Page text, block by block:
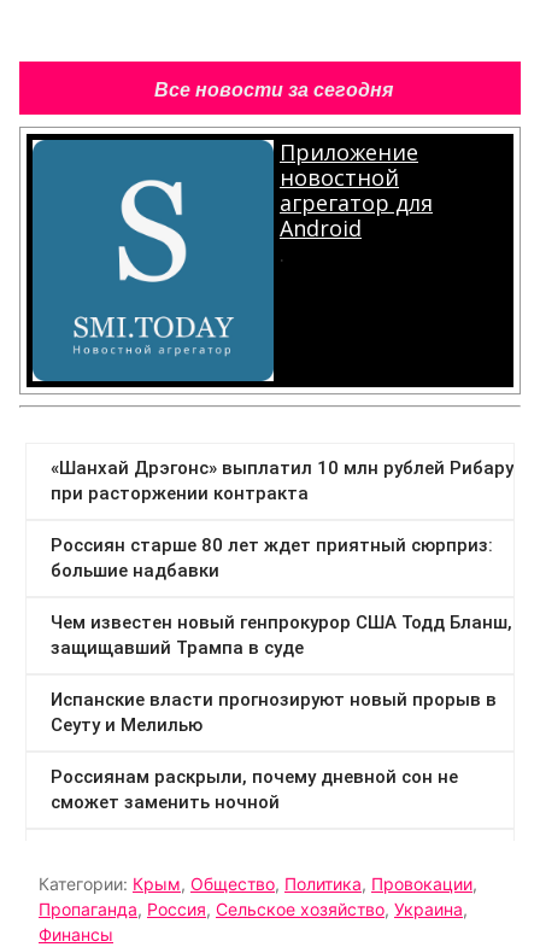
Все новости за сегодня
Приложение
новостной
агрегатор для
Android
.
Категории: Крым, Общество, Политика, Провокации,
Пропаганда, Россия, Сельское хозяйство, Украина,
Финансы